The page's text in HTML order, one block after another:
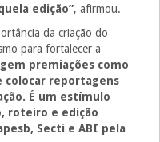
edição”, afirmou.
da criação do
para fortalecer a
premiações como
colocar reportagens
É um estímulo
roteiro e edição
Secti e ABI pela